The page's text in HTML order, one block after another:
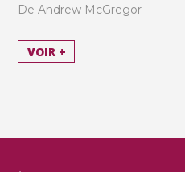
De Andrew McGregor
VOIR +